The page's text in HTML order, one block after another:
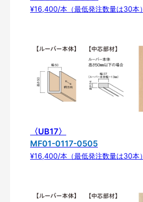
¥16,400/本（最低発注数量は30本）
〈UB17〉
MF01-0117-0505
¥16,400/本（最低発注数量は30本）